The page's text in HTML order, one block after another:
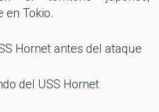
en Tokio.
Hornet antes del ataque
del USS Hornet